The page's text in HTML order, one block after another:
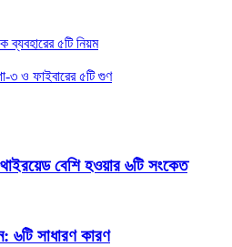
৫টি নিয়ম
৩ ও ফাইবারের ৫টি গুণ
বেশি হওয়ার ৬টি সংকেত
৬টি সাধারণ কারণ